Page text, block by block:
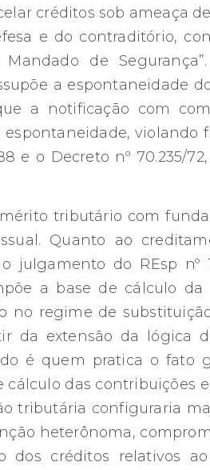
créditos sob ameaça
e do contraditório,
de
a espontaneidade
a notificação com
violando
e o Decreto nº 70.235/
tributário com
Quanto ao
julgamento do REsp nº
a base de cálculo
no regime de
da extensão da lógica
é quem pratica o fato
das contribuições
tributária configuraria
heterônoma,
créditos relativos ao